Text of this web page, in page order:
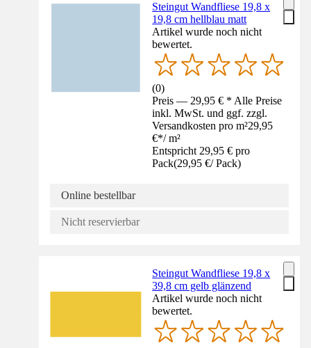
Steingut Wandfliese 19,8 x
19,8 cm hellblau matt
Artikel wurde noch nicht
bewertet.
(0)
Preis — 29,95 € * Alle Preise
inkl. MwSt. und ggf. zzgl.
Versandkosten pro m²29,95
€*/ m²
Entspricht 29,95 € pro
Pack(29,95 €/ Pack)
Online bestellbar
Nicht reservierbar
Steingut Wandfliese 19,8 x
39,8 cm gelb glänzend
Artikel wurde noch nicht
bewertet.